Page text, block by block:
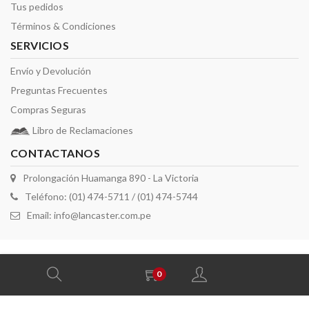
0
Tus pedidos
Términos & Condiciones
SERVICIOS
Envío y Devolución
Preguntas Frecuentes
Compras Seguras
Libro de Reclamaciones
CONTACTANOS
Prolongación Huamanga 890 - La Victoria
Teléfono: (01) 474-5711 / (01) 474-5744
Email: info@lancaster.com.pe